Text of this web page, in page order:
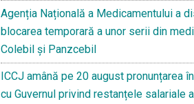
Agenția Națională a Medicamentului a
blocarea temporară a unor serii din
Colebil și Panzcebil
ICCJ amână pe 20 august pronunțarea
cu Guvernul privind restanțele salariale